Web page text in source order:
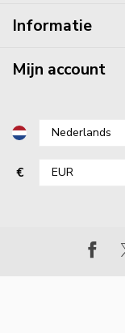
Informatie
Mijn account
€